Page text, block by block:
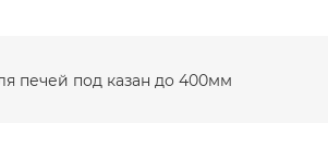
печей под казан до 400мм